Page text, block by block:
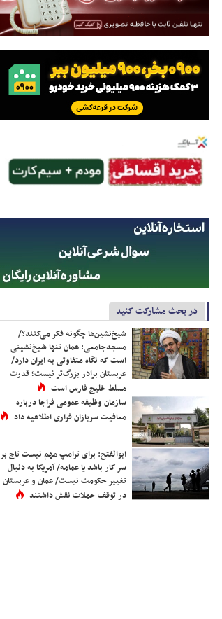
در بحث مشارکت کنید
شیخ‌نشین‌ها چگونه فکر می‌کنند؟/
مسجدجامعی: عمان تنها شیخ‌نشینی
است که نگاه متفاوتی به ایران دارد/
عربستان برادر بزرگ‌تر نیست؛ قدرت
مسلط خلیج فارس است
سازمان وظیفه عمومی فراجا درباره
معافیت سربازان فراری اطلاعیه داد
ابوالفتح: برای ترامپ مهم نیست تاج بر
سر کار باشد یا عمامه/ آمریکا به دنبال
تغییر حکومت نیست/ عمان و عربستان
در توقف حملات نقش داشتند